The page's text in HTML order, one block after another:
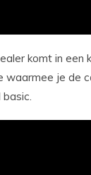
komt in een
waarmee je de